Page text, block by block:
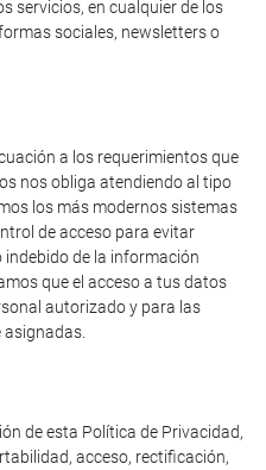
servicios, en cualquier de los
sociales, newsletters o
a los requerimientos que
nos obliga atendiendo al tipo
los más modernos sistemas
de acceso para evitar
de la información
que el acceso a tus datos
autorizado y para las
de esta Política de Privacidad,
acceso, rectificación,